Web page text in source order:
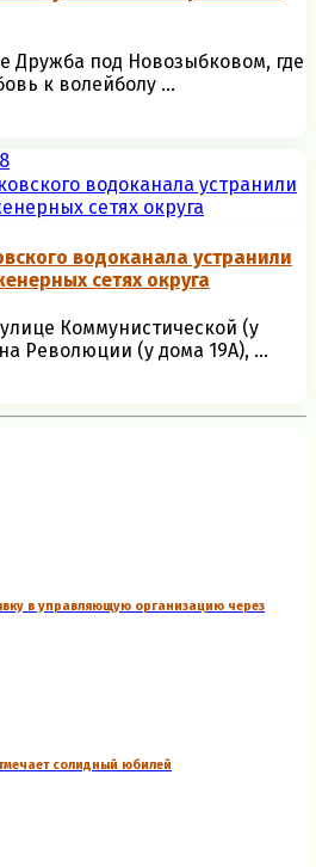
Дружба под Новозыбковом, где
к волейболу ...
водоканала устранили
сетях округа
Коммунистической (у
Революции (у дома 19А), ...
в управляющую организацию через
солидный юбилей